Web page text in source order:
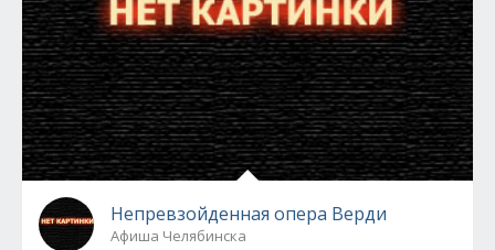
Непревзойденная опера Верди
Афиша Челябинска